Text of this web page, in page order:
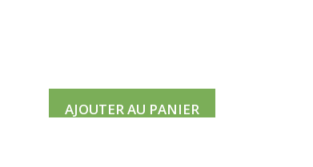
AJOUTER AU PANIER